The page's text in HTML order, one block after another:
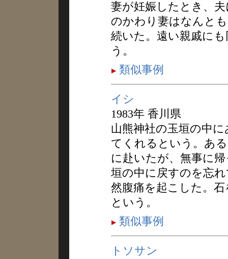
妻が妊娠したとき、
のかわり妻はなんと
続いた。遠い親戚に
う。
類似事例
イシ
1983年 香川県
山熊神社の玉垣の中
てくれるという。あ
に赴いたが、無事に
垣の中に戻すのを忘
然腹痛を起こした。
という。
類似事例
トソサン